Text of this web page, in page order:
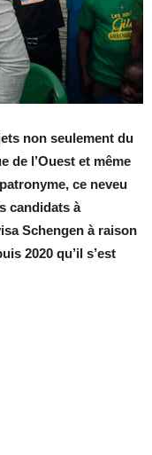
non seulement du
de l’Ouest et même
ce neveu
candidats à
Schengen à raison
2020 qu’il s’est